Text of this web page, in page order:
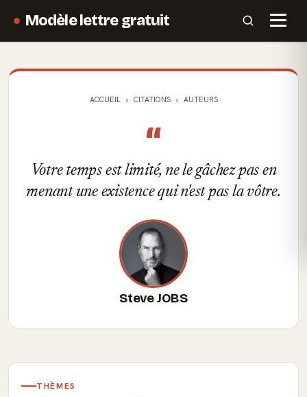
Modèle lettre gratuit
ACCUEIL CITATIONS AUTEURS
“
Votre temps est limité, ne le gâchez pas en
menant une existence qui n'est pas la vôtre.
Steve JOBS
THÈMES